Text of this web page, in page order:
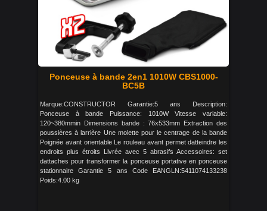
Ponceuse à bande 2en1 1010W CBS1000-
BC5B
Marque:CONSTRUCTOR Garantie:5 ans Description:
Ponceuse à bande Puissance: 1010W Vitesse variable:
120~380mmin Dimensions bande : 76x533mm Extraction des
poussières à larrière Une molette pour le centrage de la bande
Poignée avant orientable Le rouleau avant permet datteindre les
endroits plus étroits Livrée avec 5 abrasifs Accessoires: set
dattaches pour transformer la ponceuse portative en ponceuse
stationnaire Garantie 5 ans Code EANGLN:5411074133238
Poids:4.00 kg